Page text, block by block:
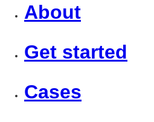
About
Get started
Cases